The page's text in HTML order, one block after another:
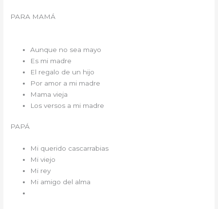
PARA MAMÁ
Aunque no sea mayo
Es mi madre
El regalo de un hijo
Por amor a mi madre
Mama vieja
Los versos a mi madre
PAPÁ
Mi querido cascarrabias
Mi viejo
Mi rey
Mi amigo del alma